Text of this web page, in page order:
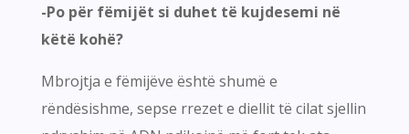
-Po për fëmijët si duhet të kujdesemi në
këtë kohë?
Mbrojtja e fëmijëve është shumë e
rëndësishme, sepse rrezet e diellit të cilat sjellin